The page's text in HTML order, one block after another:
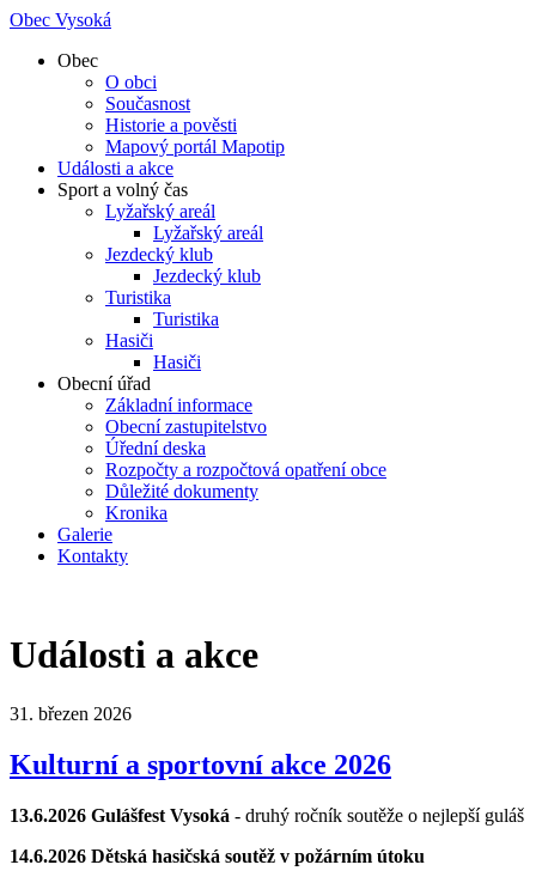
Obec Vysoká
Obec
O obci
Současnost
Historie a pověsti
Mapový portál Mapotip
Události a akce
Sport a volný čas
Lyžařský areál
Lyžařský areál
Jezdecký klub
Jezdecký klub
Turistika
Turistika
Hasiči
Hasiči
Obecní úřad
Základní informace
Obecní zastupitelstvo
Úřední deska
Rozpočty a rozpočtová opatření obce
Důležité dokumenty
Kronika
Galerie
Kontakty
Události a akce
31. březen 2026
Kulturní a sportovní akce 2026
13.6.2026 Gulášfest Vysoká - druhý ročník soutěže o nejlepší guláš
14.6.2026 Dětská hasičská soutěž v požárním útoku